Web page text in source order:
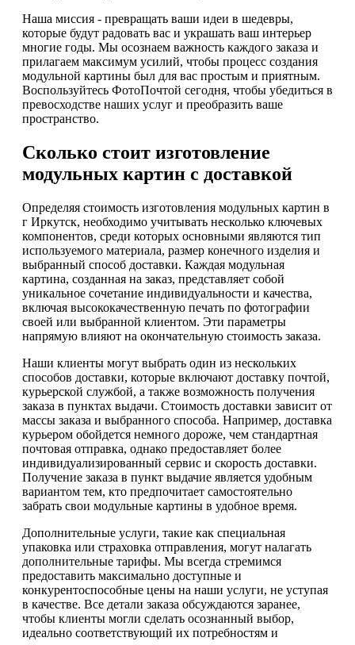
Наша миссия - превращать ваши идеи в шедевры,
которые будут радовать вас и украшать ваш интерьер
многие годы. Мы осознаем важность каждого заказа и
прилагаем максимум усилий, чтобы процесс создания
модульной картины был для вас простым и приятным.
Воспользуйтесь ФотоПочтой сегодня, чтобы убедиться в
превосходстве наших услуг и преобразить ваше
пространство.
Сколько стоит изготовление
модульных картин с доставкой
Определяя стоимость изготовления модульных картин в
г Иркутск, необходимо учитывать несколько ключевых
компонентов, среди которых основными являются тип
используемого материала, размер конечного изделия и
выбранный способ доставки. Каждая модульная
картина, созданная на заказ, представляет собой
уникальное сочетание индивидуальности и качества,
включая высококачественную печать по фотографии
своей или выбранной клиентом. Эти параметры
напрямую влияют на окончательную стоимость заказа.
Наши клиенты могут выбрать один из нескольких
способов доставки, которые включают доставку почтой,
курьерской службой, а также возможность получения
заказа в пунктах выдачи. Стоимость доставки зависит от
массы заказа и выбранного способа. Например, доставка
курьером обойдется немного дороже, чем стандартная
почтовая отправка, однако предоставляет более
индивидуализированный сервис и скорость доставки.
Получение заказа в пункт выдачие является удобным
вариантом тем, кто предпочитает самостоятельно
забрать свои модульные картины в удобное время.
Дополнительные услуги, такие как специальная
упаковка или страховка отправления, могут налагать
дополнительные тарифы. Мы всегда стремимся
предоставить максимально доступные и
конкурентоспособные цены на наши услуги, не уступая
в качестве. Все детали заказа обсуждаются заранее,
чтобы клиенты могли сделать осознанный выбор,
идеально соответствующий их потребностям и